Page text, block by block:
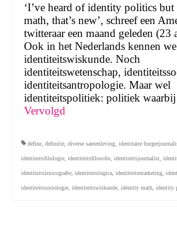
‘I’ve heard of identity politics
math, that’s new’, schreef een
twitteraar een maand geleden (23
Ook in het Nederlands kennen
identiteitswiskunde. Noch
identiteitswetenschap,
identiteitsantropologie. Maar wel
identiteitspolitiek: politiek
Vervolgd
define definitie diverse samenleving identitaire
identiteitsfilologie identiteitsfilosofie identiteitsjournalist
identiteitslexicografie identiteitslogica identiteitsmarketing
identiteitssociologie identiteitswiskunde identity math identity